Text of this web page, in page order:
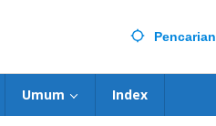
Pencarian
Umum Index